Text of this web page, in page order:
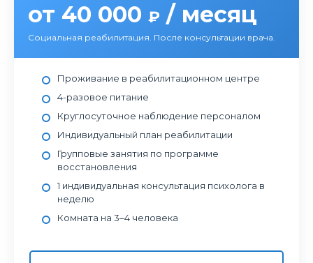
от 40 000 ₽ / месяц
Социальная реабилитация. После консультации врача.
Проживание в реабилитационном центре
4-разовое питание
Круглосуточное наблюдение персоналом
Индивидуальный план реабилитации
Групповые занятия по программе
восстановления
1 индивидуальная консультация психолога в
неделю
Комната на 3–4 человека